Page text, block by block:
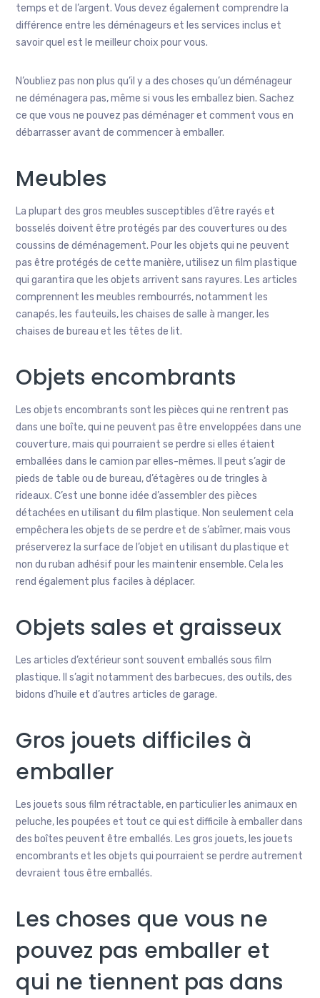
temps et de l’argent. Vous devez également comprendre la
différence entre les déménageurs et les services inclus et
savoir quel est le meilleur choix pour vous.
N’oubliez pas non plus qu’il y a des choses qu’un déménageur
ne déménagera pas, même si vous les emballez bien. Sachez
ce que vous ne pouvez pas déménager et comment vous en
débarrasser avant de commencer à emballer.
Meubles
La plupart des gros meubles susceptibles d’être rayés et
bosselés doivent être protégés par des couvertures ou des
coussins de déménagement. Pour les objets qui ne peuvent
pas être protégés de cette manière, utilisez un film plastique
qui garantira que les objets arrivent sans rayures. Les articles
comprennent les meubles rembourrés, notamment les
canapés, les fauteuils, les chaises de salle à manger, les
chaises de bureau et les têtes de lit.
Objets encombrants
Les objets encombrants sont les pièces qui ne rentrent pas
dans une boîte, qui ne peuvent pas être enveloppées dans une
couverture, mais qui pourraient se perdre si elles étaient
emballées dans le camion par elles-mêmes. Il peut s’agir de
pieds de table ou de bureau, d’étagères ou de tringles à
rideaux. C’est une bonne idée d’assembler des pièces
détachées en utilisant du film plastique. Non seulement cela
empêchera les objets de se perdre et de s’abîmer, mais vous
préserverez la surface de l’objet en utilisant du plastique et
non du ruban adhésif pour les maintenir ensemble. Cela les
rend également plus faciles à déplacer.
Objets sales et graisseux
Les articles d’extérieur sont souvent emballés sous film
plastique. Il s’agit notamment des barbecues, des outils, des
bidons d’huile et d’autres articles de garage.
Gros jouets difficiles à
emballer
Les jouets sous film rétractable, en particulier les animaux en
peluche, les poupées et tout ce qui est difficile à emballer dans
des boîtes peuvent être emballés. Les gros jouets, les jouets
encombrants et les objets qui pourraient se perdre autrement
devraient tous être emballés.
Les choses que vous ne
pouvez pas emballer et
qui ne tiennent pas dans